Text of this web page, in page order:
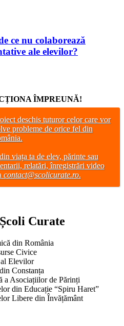
ce nu colaborează
ale elevilor?
ÎMPREUNĂ!
deschis tuturor celor care vor
probleme de orice fel din
viața ta de elev, părinte sau
relatări, înregistrări video
contact@scolicurate.ro.
Curate
din România
Civice
Elevilor
Constanța
a Asociațiilor de Părinți
din Educație “Spiru Haret”
Libere din Învățământ